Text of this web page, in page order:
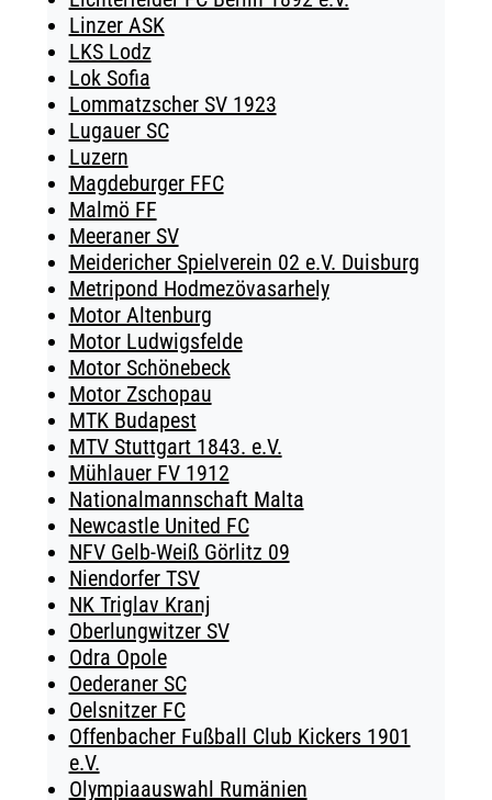
Linzer ASK
LKS Lodz
Lok Sofia
Lommatzscher SV 1923
Lugauer SC
Luzern
Magdeburger FFC
Malmö FF
Meeraner SV
Meidericher Spielverein 02 e.V. Duisburg
Metripond Hodmezövasarhely
Motor Altenburg
Motor Ludwigsfelde
Motor Schönebeck
Motor Zschopau
MTK Budapest
MTV Stuttgart 1843. e.V.
Mühlauer FV 1912
Nationalmannschaft Malta
Newcastle United FC
NFV Gelb-Weiß Görlitz 09
Niendorfer TSV
NK Triglav Kranj
Oberlungwitzer SV
Odra Opole
Oederaner SC
Oelsnitzer FC
Offenbacher Fußball Club Kickers 1901
e.V.
Olympiaauswahl Rumänien